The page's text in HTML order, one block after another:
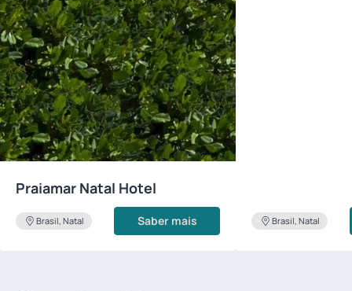
Praiamar Natal Hotel
Brasil, Natal Saber mais Brasil, Natal